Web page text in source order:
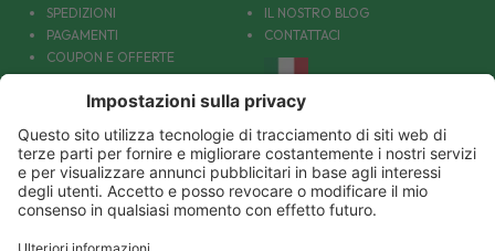
SPEDIZIONI
PAGAMENTI
COUPON E OFFERTE
PATOLOGIE: CAUSE E RIMEDI
IL NOSTRO BLOG
CONTATTACI
DIVENTIAMO AMICI!
Parafarmacia Europea Srl - Via Petraro 380- 80050 Santa Maria la Carità (NA) - P.IVA10677001215